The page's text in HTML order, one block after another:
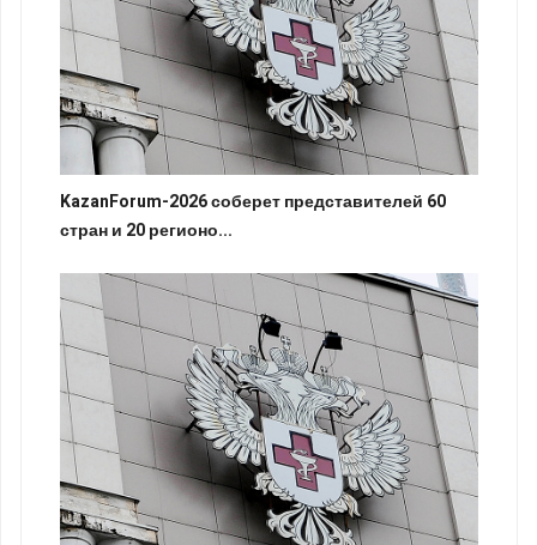
KazanForum-2026 соберет представителей 60
стран и 20 регионо...